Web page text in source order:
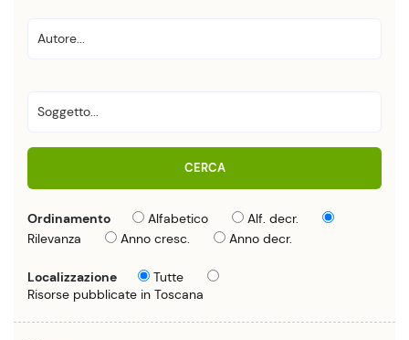
CERCA
Ordinamento Alfabetico
Alf. decr.
Rilevanza
Anno cresc. Anno decr.
Localizzazione
Tutte
Risorse pubblicate in Toscana